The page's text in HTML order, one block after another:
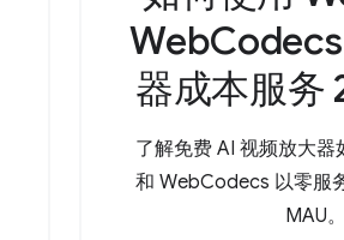
器成本服务
了解免费 AI 视频放大器
和 WebCodecs 以零服
MAU。